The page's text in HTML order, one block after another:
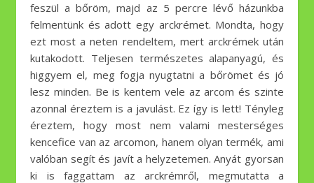
feszül a bőröm, majd az 5 percre lévő házunkba
felmentünk és adott egy arckrémet. Mondta, hogy
ezt most a neten rendeltem, mert arckrémek után
kutakodott. Teljesen természetes alapanyagú, és
higgyem el, meg fogja nyugtatni a bőrömet és jó
lesz minden. Be is kentem vele az arcom és szinte
azonnal éreztem is a javulást. Ez így is lett! Tényleg
éreztem, hogy most nem valami mesterséges
kencefice van az arcomon, hanem olyan termék, ami
valóban segít és javít a helyzetemen. Anyát gyorsan
ki is faggattam az arckrémről, megmutatta a